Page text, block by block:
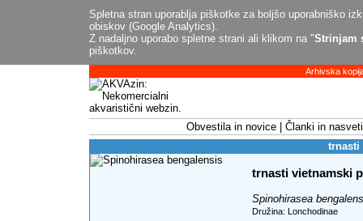
Spletna stran uporablja piškotke za boljšo uporabniško
obiskov (Google Analytics).
Z nadaljno uporabo spletne strani ali klikom na "Strinjam
piškotkov.
Arhivska
Obvestila in novice
Članki in nasveti
trnasti
trnasti vietnamski
Spinohirasea
Družina: Lonchodinae